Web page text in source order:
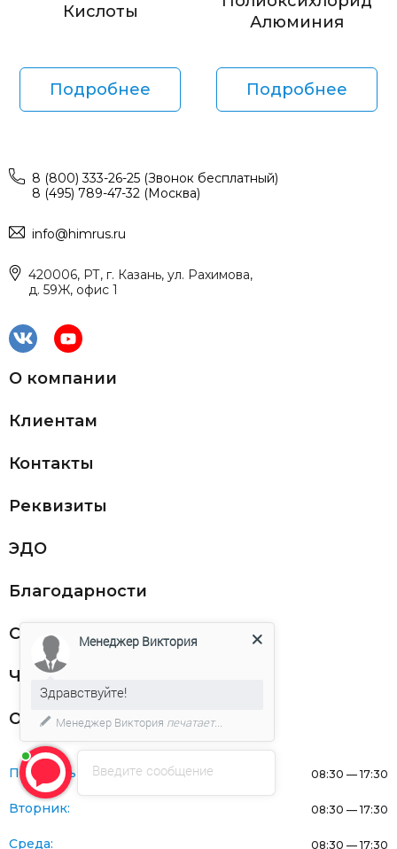
Кислоты
Подробнее
Алюминия
Подробнее
8 (800) 333-26-25 (Звонок бесплатный)
8 (495) 789-47-32 (Москва)
info@himrus.ru
420006, РТ, г. Казань, ул. Рахимова,
д. 59Ж, офис 1
О компании
Клиентам
Контакты
Реквизиты
ЭДО
Благодарности
Статьи
Частникам
Оферта
Понедельник: 08:30 — 17:30
Вторник: 08:30 — 17:30
Среда: 08:30 — 17:30
Введите сообщение
Менеджер Виктория
Здравствуйте!
Менеджер Виктория печатает...